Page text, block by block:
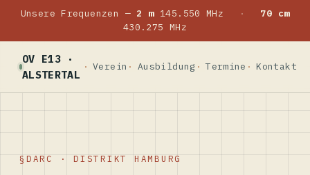
Unsere Frequenzen — 2 m145.550 MHz ·
70 cm
430.275 MHz
OV E13 ·
ALSTERTAL
Verein Ausbildung Termine Kontakt
DARC · DISTRIKT HAMBURG